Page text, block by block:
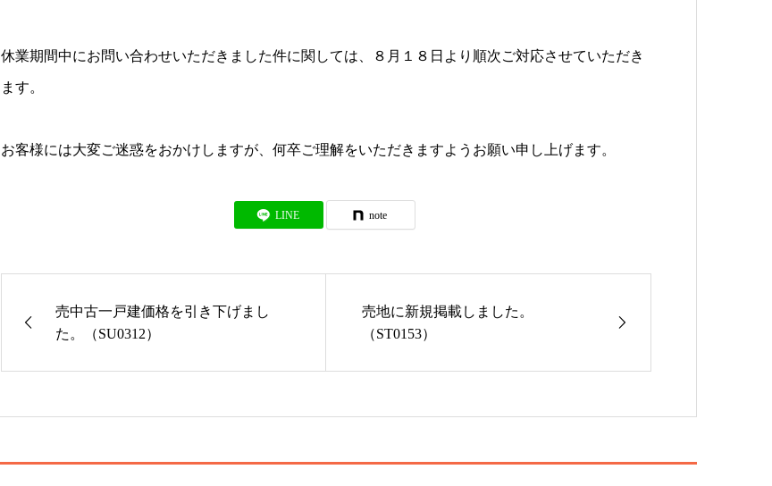
休業期間中にお問い合わせいただきました件に関しては、８月１８日より順次ご対応させていただき
ます。
お客様には大変ご迷惑をおかけしますが、何卒ご理解をいただきますようお願い申し上げます。
LINE note
売中古一戸建価格を引き下げまし
た。（SU0312）
売地に新規掲載しました。
（ST0153）